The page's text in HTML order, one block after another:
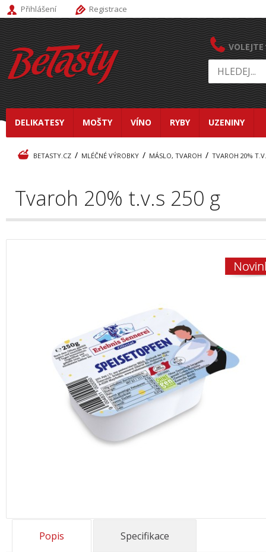
Přihlášení Registrace
VOLEJTE
DELIKATESY MOŠTY VÍNO RYBY UZENINY
BETASTY.CZ / MLÉČNÉ VÝROBKY / MÁSLO, TVAROH / TVAROH 20%
Tvaroh 20% t.v.s 250 g
Popis Specifikace